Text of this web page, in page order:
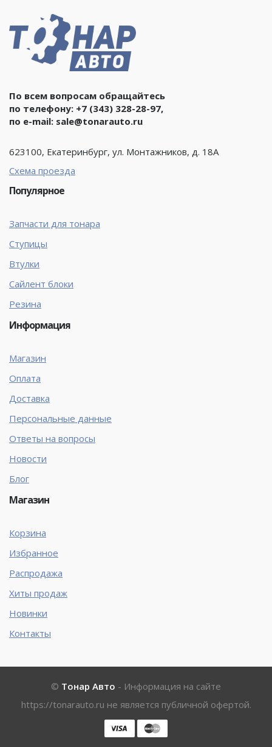
По всем вопросам обращайтесь
по телефону: +7 (343) 328-28-97,
по e-mail: sale@tonarauto.ru
623100, Екатеринбург, ул. Монтажников, д. 18А
Схема проезда
Популярное
Запчасти для тонара
Ступицы
Втулки
Сайлент блоки
Резина
Информация
Магазин
Оплата
Доставка
Персональные данные
Ответы на вопросы
Новости
Блог
Магазин
Корзина
Избранное
Распродажа
Хиты продаж
Новинки
Контакты
© Тонар Авто - Информация на сайте
https://tonarauto.ru не является публичной офертой.